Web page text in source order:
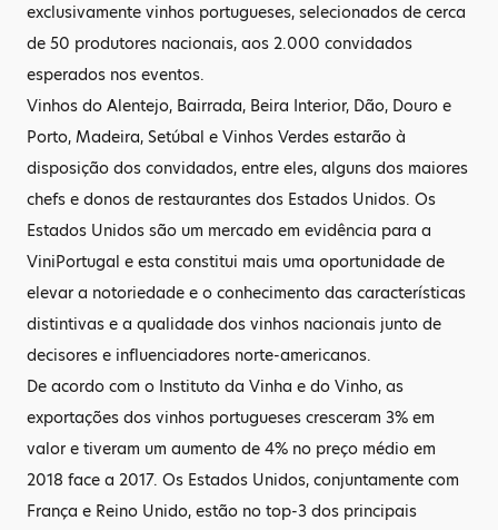
exclusivamente vinhos portugueses, selecionados de cerca
de 50 produtores nacionais, aos 2.000 convidados
esperados nos eventos.
Vinhos do Alentejo, Bairrada, Beira Interior, Dão, Douro e
Porto, Madeira, Setúbal e Vinhos Verdes estarão à
disposição dos convidados, entre eles, alguns dos maiores
chefs e donos de restaurantes dos Estados Unidos. Os
Estados Unidos são um mercado em evidência para a
ViniPortugal e esta constitui mais uma oportunidade de
elevar a notoriedade e o conhecimento das características
distintivas e a qualidade dos vinhos nacionais junto de
decisores e influenciadores norte-americanos.
De acordo com o Instituto da Vinha e do Vinho, as
exportações dos vinhos portugueses cresceram 3% em
valor e tiveram um aumento de 4% no preço médio em
2018 face a 2017. Os Estados Unidos, conjuntamente com
França e Reino Unido, estão no top-3 dos principais